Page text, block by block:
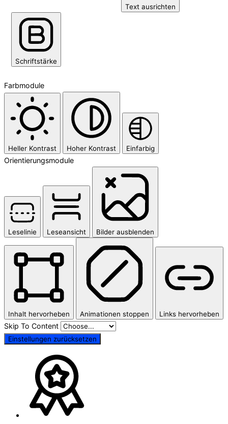
Text ausrichten
Schriftstärke
Farbmodule
Heller Kontrast Hoher Kontrast Einfarbig
Orientierungsmodule
Leselinie Leseansicht Bilder ausblenden
Inhalt hervorheben Animationen stoppen Links hervorheben
Skip To Content
Einstellungen zurücksetzen